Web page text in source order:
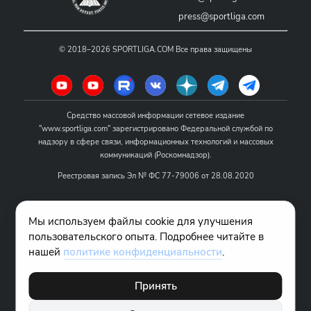
press@sportliga.com
© 2018–2026 SPORTLIGA.COM Все права защищены
Средство массовой информации сетевое издание
"www.sportliga.com" зарегистрировано Федеральной службой по
надзору в сфере связи, информационных технологий и массовых
коммуникаций (Роскомнадзор).
Реестровая запись Эл № ФС 77-79006 от 28.08.2020
Название - www.sportliga.com
Учредитель СМИ сетевого издания "www.sportliga.com": ИП Чамин
О.Н.
Главный редактор СМИ сетевого издания "www.sportliga.com":
Хаимов Д.И.
18+
Мы используем файлы cookie для улучшения
пользовательского опыта. Подробнее читайте в
нашей политике конфиденциальности.
Принять